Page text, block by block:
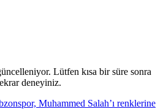
Lütfen kısa bir süre sonra
deneyiniz.
Muhammed Salah’ı renklerine